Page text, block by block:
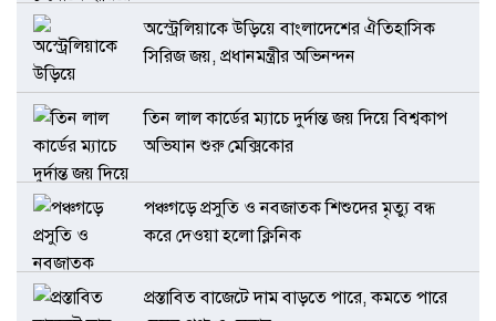
অস্ট্রেলিয়াকে উড়িয়ে বাংলাদেশের ঐতিহাসিক
সিরিজ জয়, প্রধানমন্ত্রীর অভিনন্দন
তিন লাল কার্ডের ম্যাচে দুর্দান্ত জয় দিয়ে বিশ্বকাপ
অভিযান শুরু মেক্সিকোর
পঞ্চগড়ে প্রসুতি ও নবজাতক শিশুদের মৃত্যু বন্ধ
করে দেওয়া হলো ক্লিনিক
প্রস্তাবিত বাজেটে দাম বাড়তে পারে, কমতে পারে